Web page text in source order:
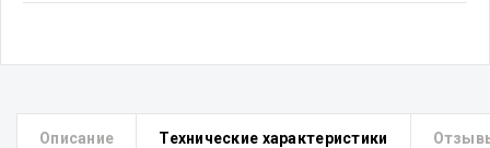
Описание Технические характеристики